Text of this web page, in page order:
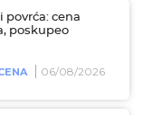
povrća: cena
poskupeo
06/08/2026